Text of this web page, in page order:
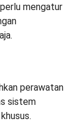
mengatur
perawatan
sistem